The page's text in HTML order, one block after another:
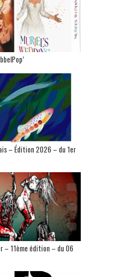
– Édition 2026 – du 1er
– 11ème édition – du 06